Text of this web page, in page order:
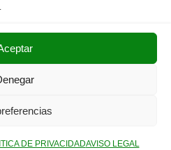
DE PRIVACIDADAVISO LEGAL
AVISO LEGAL